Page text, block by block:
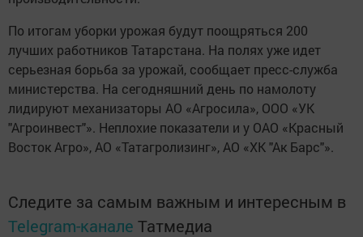
По итогам уборки урожая будут поощряться 200
лучших работников Татарстана. На полях уже идет
серьезная борьба за урожай, сообщает пресс-служба
министерства. На сегодняшний день по намолоту
лидируют механизаторы АО «Агросила», ООО «УК
"Агроинвест"». Неплохие показатели и у ОАО «Красный
Восток Агро», АО «Татагролизинг», АО «ХК "Ак Барс"».
Следите за самым важным и интересным в
Telegram-канале Татмедиа